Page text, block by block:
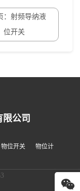
：射频导纳液
位开关
公司
物位开关
物位计